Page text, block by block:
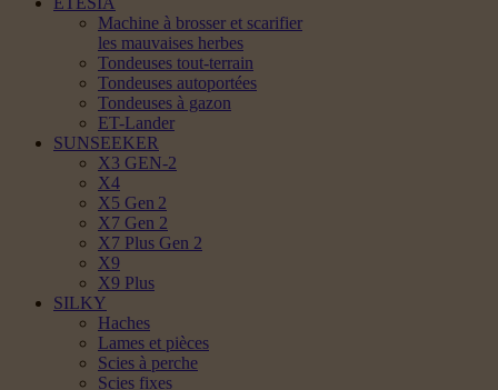
Machine à brosser et scarifier
les mauvaises herbes
Tondeuses tout-terrain
Tondeuses autoportées
Tondeuses à gazon
ET-Lander
SUNSEEKER
X3 GEN-2
X4
X5 Gen 2
X7 Gen 2
X7 Plus Gen 2
X9
X9 Plus
SILKY
Haches
Lames et pièces
Scies à perche
Scies fixes